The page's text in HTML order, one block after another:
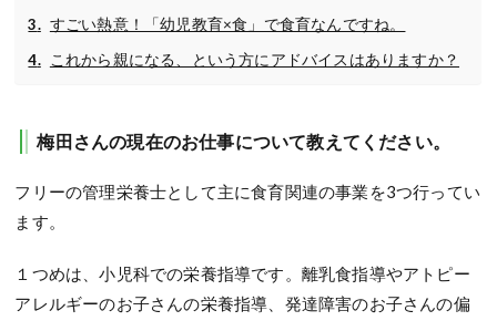
すごい熱意！「幼児教育×食」で食育なんですね。
これから親になる、という方にアドバイスはありますか？
梅田さんの現在のお仕事について教えてください。
フリーの管理栄養士として主に食育関連の事業を3つ行ってい
ます。
１つめは、小児科での栄養指導です。離乳食指導やアトピー
アレルギーのお子さんの栄養指導、発達障害のお子さんの偏